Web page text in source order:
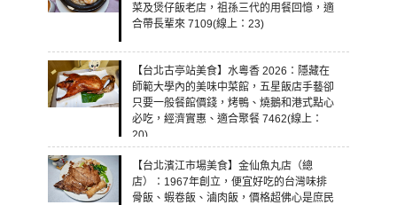
菜及煲仔飯老店，祖孫三代的用餐回憶，適
合帶長輩來 7109(線上：23)
【台北古亭站美食】水粵香 2026：隱藏在
師範大學內的美味中菜館，五星飯店手藝卻
只要一般餐館價錢，烤鴨、燒鵝和港式點心
必吃，經濟實惠、適合聚餐 7462(線上：
20)
【台北濱江市場美食】金仙魚丸店（總
店）：1967年創立，便宜好吃的台灣味排
骨飯、蝦卷飯、滷肉飯，價格超佛心是庶民